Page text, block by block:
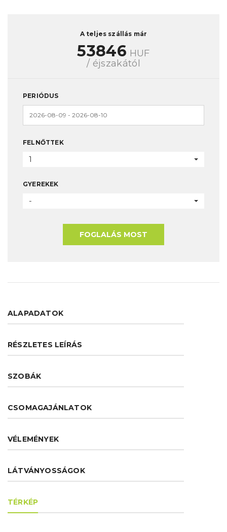
A teljes szállás már
53846 HUF
/ éjszakától
PERIÓDUS
FELNŐTTEK
1
GYEREKEK
-
FOGLALÁS MOST
ALAPADATOK
RÉSZLETES LEÍRÁS
SZOBÁK
CSOMAGAJÁNLATOK
VÉLEMÉNYEK
LÁTVÁNYOSSÁGOK
TÉRKÉP